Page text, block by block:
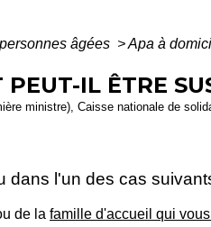
âgées >Apa à
IL ÊTRE
ministre), Caisse nationale de
dans l'un des cas
de la famille d'accueil qui